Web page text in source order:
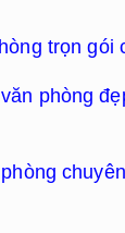
trọn gói
phòng